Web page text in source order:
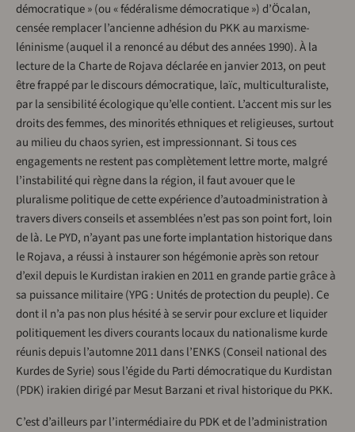
démocratique » (ou « fédéralisme démocratique ») d’Öcalan,
censée remplacer l’ancienne adhésion du PKK au marxisme-
léninisme (auquel il a renoncé au début des années 1990). À la
lecture de la Charte de Rojava déclarée en janvier 2013, on peut
être frappé par le discours démocratique, laïc, multiculturaliste,
par la sensibilité écologique qu’elle contient. L’accent mis sur les
droits des femmes, des minorités ethniques et religieuses, surtout
au milieu du chaos syrien, est impressionnant. Si tous ces
engagements ne restent pas complètement lettre morte, malgré
l’instabilité qui règne dans la région, il faut avouer que le
pluralisme politique de cette expérience d’autoadministration à
travers divers conseils et assemblées n’est pas son point fort, loin
de là. Le PYD, n’ayant pas une forte implantation historique dans
le Rojava, a réussi à instaurer son hégémonie après son retour
d’exil depuis le Kurdistan irakien en 2011 en grande partie grâce à
sa puissance militaire (YPG : Unités de protection du peuple). Ce
dont il n’a pas non plus hésité à se servir pour exclure et liquider
politiquement les divers courants locaux du nationalisme kurde
réunis depuis l’automne 2011 dans l’ENKS (Conseil national des
Kurdes de Syrie) sous l’égide du Parti démocratique du Kurdistan
(PDK) irakien dirigé par Mesut Barzani et rival historique du PKK.
C’est d’ailleurs par l’intermédiaire du PDK et de l’administration